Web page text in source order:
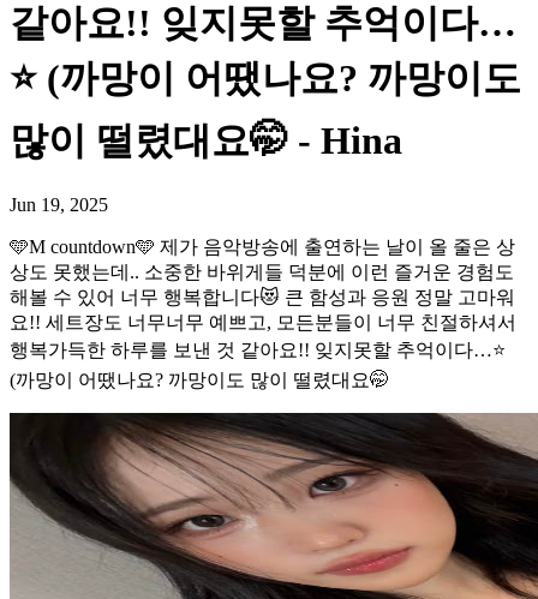
같아요!! 잊지못할 추억이다…
⭐️ (까망이 어땠나요? 까망이도
많이 떨렸대요🤭 - Hina
Jun 19, 2025
🩵M countdown🩵 제가 음악방송에 출연하는 날이 올 줄은 상
상도 못했는데.. 소중한 바위게들 덕분에 이런 즐거운 경험도
해볼 수 있어 너무 행복합니다😻 큰 함성과 응원 정말 고마워
요!! 세트장도 너무너무 예쁘고, 모든분들이 너무 친절하셔서
행복가득한 하루를 보낸 것 같아요!! 잊지못할 추억이다…⭐️
(까망이 어땠나요? 까망이도 많이 떨렸대요🤭